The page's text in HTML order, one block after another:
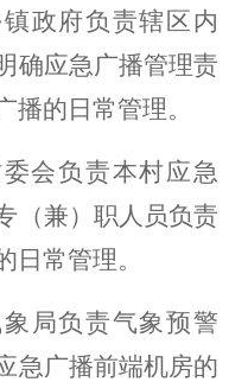
政府负责辖区内
确应急广播管理责
播的日常管理。
委会负责本村应急
（兼）职人员负责
日常管理。
局负责气象 预警
急广播前端机房的